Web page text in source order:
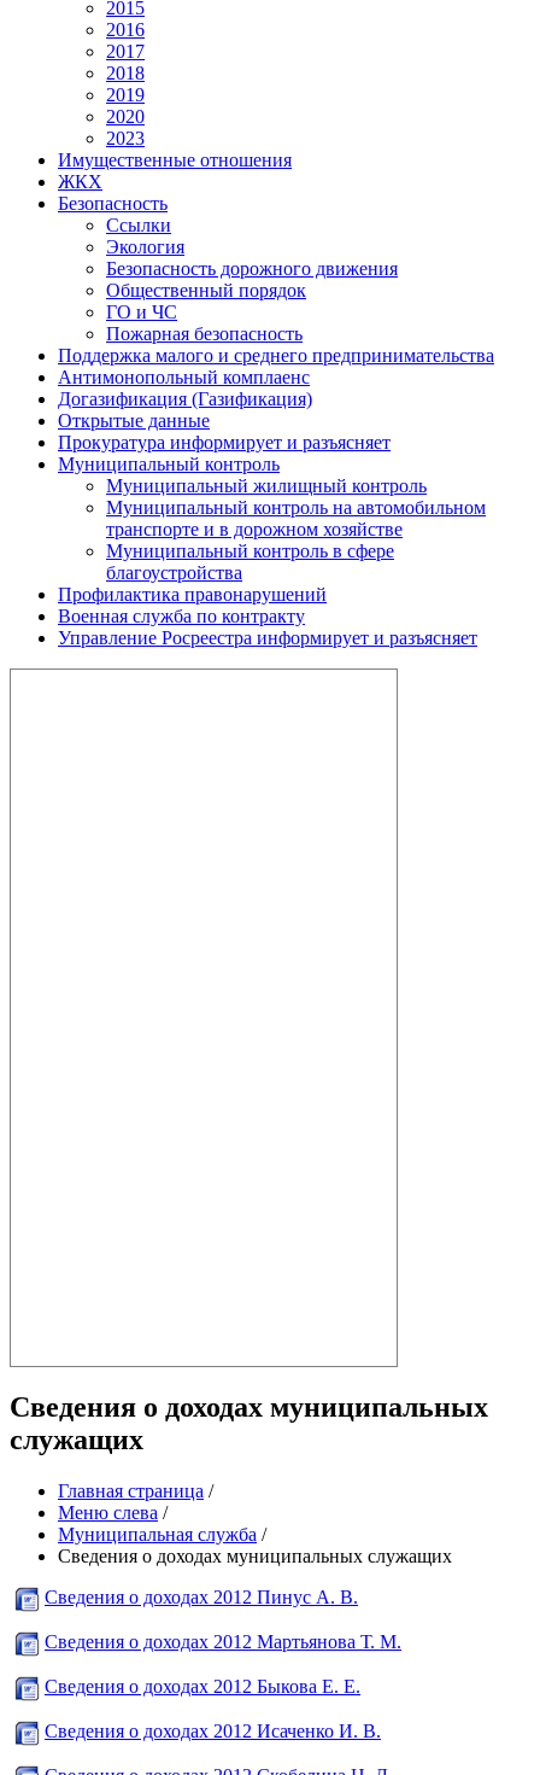
2015
2016
2017
2018
2019
2020
2023
Имущественные отношения
ЖКХ
Безопасность
Ссылки
Экология
Безопасность дорожного движения
Общественный порядок
ГО и ЧС
Пожарная безопасность
Поддержка малого и среднего предпринимательства
Антимонопольный комплаенс
Догазификация (Газификация)
Открытые данные
Прокуратура информирует и разъясняет
Муниципальный контроль
Муниципальный жилищный контроль
Муниципальный контроль на автомобильном
транспорте и в дорожном хозяйстве
Муниципальный контроль в сфере
благоустройства
Профилактика правонарушений
Военная служба по контракту
Управление Росреестра информирует и разъясняет
Сведения о доходах муниципальных
служащих
Главная страница /
Меню слева /
Муниципальная служба /
Сведения о доходах муниципальных служащих
Сведения о доходах 2012 Пинус А. В.
Сведения о доходах 2012 Мартьянова Т. М.
Сведения о доходах 2012 Быкова Е. Е.
Сведения о доходах 2012 Исаченко И. В.